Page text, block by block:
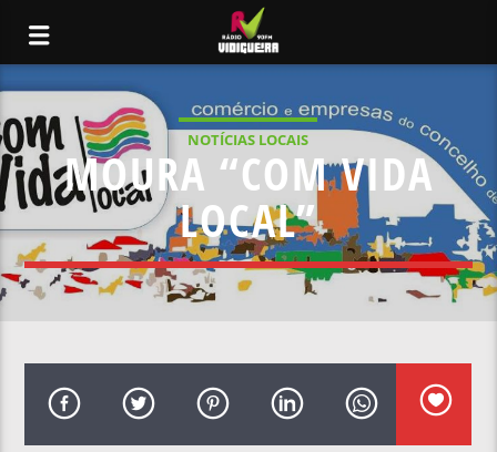
NOTÍCIAS LOCAIS
MOURA “COM VIDA
LOCAL”